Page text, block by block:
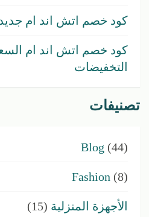
كود خصم اتش اند ام
كود خصم اتش اند ام
التخفيضات
تصنيفات
Blog (44)
Fashion (8)
الأجهزة المنزلية (15)